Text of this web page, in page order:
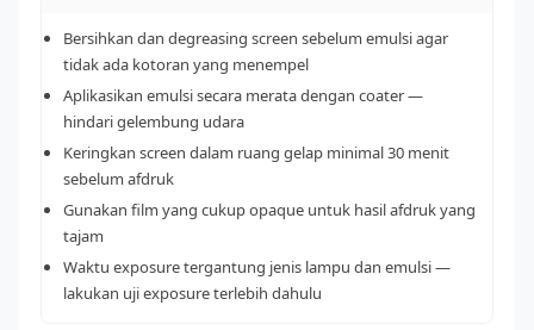
Bersihkan dan degreasing screen sebelum emulsi agar
tidak ada kotoran yang menempel
Aplikasikan emulsi secara merata dengan coater —
hindari gelembung udara
Keringkan screen dalam ruang gelap minimal 30 menit
sebelum afdruk
Gunakan film yang cukup opaque untuk hasil afdruk yang
tajam
Waktu exposure tergantung jenis lampu dan emulsi —
lakukan uji exposure terlebih dahulu